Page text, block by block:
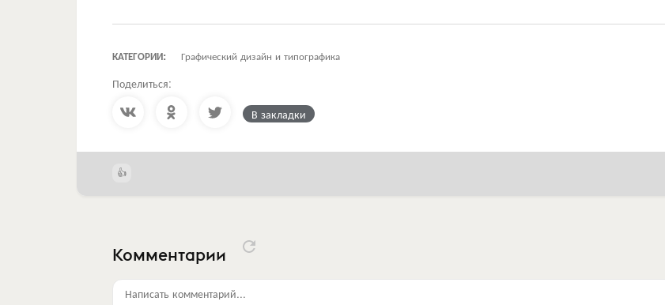
КАТЕГОРИИ: Графический дизайн и типографика
Поделиться:
В закладки
Комментарии
Написать комментарий...